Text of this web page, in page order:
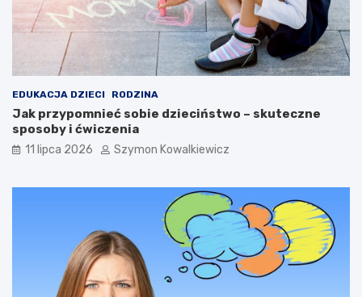
EDUKACJA DZIECI RODZINA
Jak przypomnieć sobie dzieciństwo – skuteczne
sposoby i ćwiczenia
11 lipca 2026 Szymon Kowalkiewicz